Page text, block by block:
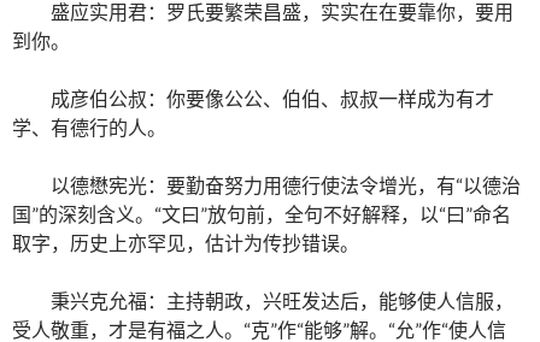
盛应实用君：罗氏要繁荣昌盛，实实在在要靠你，要用
到你。
成彦伯公叔：你要像公公、伯伯、叔叔一样成为有才
学、有德行的人。
以德懋宪光：要勤奋努力用德行使法令增光，有“以德治
国”的深刻含义。“文曰”放句前，全句不好解释，以“曰”命名
取字，历史上亦罕见，估计为传抄错误。
秉兴克允福：主持朝政，兴旺发达后，能够使人信服，
受人敬重，才是有福之人。“克”作“能够”解。“允”作“使人信